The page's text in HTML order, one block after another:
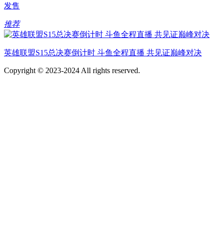
发售
推荐
英雄联盟S15总决赛倒计时 斗鱼全程直播 共见证巅峰对决
Copyright © 2023-2024 All rights reserved.